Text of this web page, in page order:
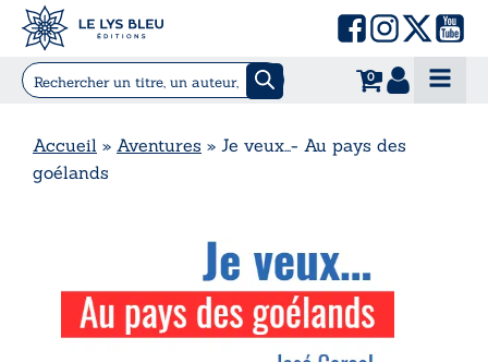
0
Accueil » Aventures » Je veux…- Au pays des
goélands